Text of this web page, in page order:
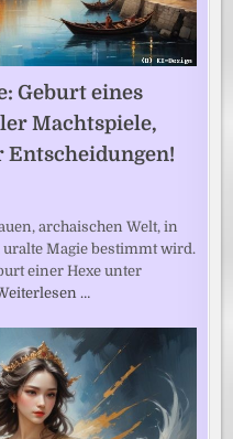
Geburt eines
Machtspiele,
Entscheidungen!
archaischen Welt, in
Magie bestimmt wird.
einer Hexe unter
…